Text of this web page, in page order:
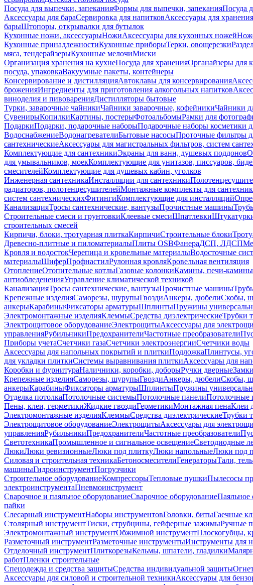
Посуда для выпечки, запеканияФормы для выпечки, запеканияПосуда
Аксессуары для бараСервировка для напитковАксессуары для
барыШтопоры, открывалки для бутылок
Кухонные ножи, аксессуарыНожиАксессуары для кухонных ножей
Кухонные принадлежностиКухонные приборыТерки, овощерезки
мяса, тендерайзерыКухонные мелочиМиски
Организация хранения на кухнеПосуда для храненияОрганайзеры для
посуда, упаковкаВакуумные пакеты, контейнеры
Консервирование и дистилляцияАвтоклавы для консервирования
броженияИнгредиенты для приготовления алкогольных напитков
виноделия и пивоваренияДистилляторы бытовые
Турки, заварочные чайникиЧайники заварочные, кофейникиЧайники
СувенирыКопилкиКартины, постерыФотоальбомыРамки для
ПодаркиПодарки, подарочные наборыПодарочные наборы косметики
ВодоснабжениеВодонагревателиБытовые насосыПроточные фильтры
сантехническиеАксессуары для магистральных фильтров, систем
Комплектующие для сантехникиЭкраны для ванн, душевых поддонов
для умывальников, моекКомплектующие для унитазов, писсуаров, биде
смесителейКомплектующие для душевых кабин, уголков
Инженерная сантехникаИнсталляции для сантехники
радиаторов, полотенцесушителейМонтажные комплекты для
систем сантехническихФитингиКомплектующие для инсталляций
КанализацияТросы сантехнические, вантузыПрочистные машины
Строительные смеси и грунтовкиКлеевые смесиШпатлевки
строительных смесей
Кирпичи, блоки, тротуарная плиткаКирпичиСтроительные блоки
Древесно-плитные и пиломатериалыПлиты OSBФанераДСП, ЛДСП
Кровля и водостокЧерепица и кровельные материалыВодосточные
материалыШиферПрофнастилРулонная кровляКровельная вентиляция
ОтоплениеОтопительные котлыГазовые колонкиКамины, печи-камины
антиобледененияУправление климатической техникой
КанализацияТросы сантехнические, вантузыПрочистные машины
Крепежные изделияСаморезы, шурупыГвоздиАнкеры, дюбелиСкобы,
анкерыКарабиныФиксаторы арматурыШплинтыПружины
Электромонтажные изделияКлеммыСредства диэлектрическиеТрубки
Электрощитовое оборудованиеЭлектрощитыАксессуары для
управленияРубильникиПредохранителиЧастотные преобразователи
Приборы учетаСчетчики газаСчетчики электроэнергииСчетчики воды
Аксессуары для напольных покрытий и плиткиПодложкаПлинтусы,
для укладки плиткиСистемы выравнивания плиткиАксессуары для
Коробки и фурнитураНаличники, коробки, доборыРучки дверные
Крепежные изделияСаморезы, шурупыГвоздиАнкеры, дюбелиСкобы,
анкерыКарабиныФиксаторы арматурыШплинтыПружины
Отделка потолкаПотолочные системыПотолочные панелиПотолочные
Пены, клеи, герметикиЖидкие гвоздиГерметикиМонтажная пенаКлеи
Электромонтажные изделияКлеммыСредства диэлектрическиеТрубки
Электрощитовое оборудованиеЭлектрощитыАксессуары для
управленияРубильникиПредохранителиЧастотные преобразователи
СветотехникаПромышленное и сигнальное освещениеСветодиодные
ЛюкиЛюки ревизионныеЛюки под плиткуЛюки напольныеЛюки под
Силовая и строительная техникаБетоносмесителиГенераторыТали,
машиныГидроинструментПогрузчики
Строительное оборудованиеКомпрессорыТепловые пушкиПылесосы
электроинструментаПневмоинструмент
Сварочное и паяльное оборудованиеСварочное оборудованиеПаяльное
пайки
Слесарный инструментНаборы инструментовГоловки, битыГаечные
Столярный инструментТиски, струбцины, гейферные зажимыРучные
Электромонтажный инструментОбжимной инструментПлоскогубцы,
Разметочный инструментРазметочные инструментыИнструменты для
Отделочный инструментПлиткорезыКельмы, шпатели, гладилки
работПленки строительные
Спецодежда и средства защитыСредства индивидуальной защиты
Аксессуары для силовой и строительной техникиАксессуары для